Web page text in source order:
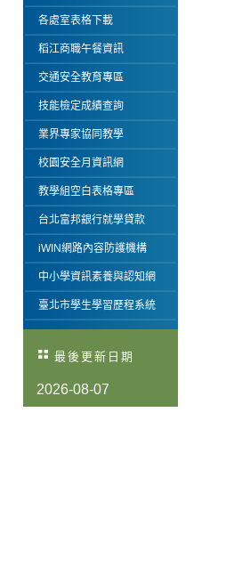
各處室表格下載
稻江商職午餐資訊
交通安全教育專區
技能檢定成績查詢
業界專家協同教學
校園安全月資訊網
教學組空白表格專區
台北富邦銀行就學貸款
iWIN網路內容防護機構
中小學資訊素養與認知網
臺北市學生學習歷程系統
最後更新日期
2026-08-07